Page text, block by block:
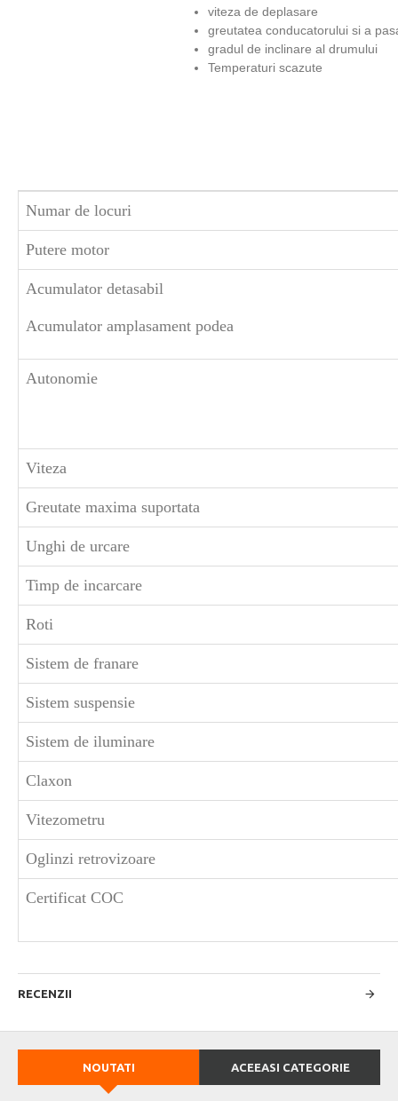
viteza de deplasare
greutatea conducatorului si a
gradul de inclinare al drumului
Temperaturi scazute
Numar de locuri
Putere motor
Acumulator detasabil
Acumulator amplasament podea
Autonomie
Viteza
Greutate maxima suportata
Unghi de urcare
Timp de incarcare
Roti
Sistem de franare
Sistem suspensie
Sistem de iluminare
Claxon
Vitezometru
Oglinzi retrovizoare
Certificat COC
RECENZII
NOUTATI ACEEASI CATEGORIE